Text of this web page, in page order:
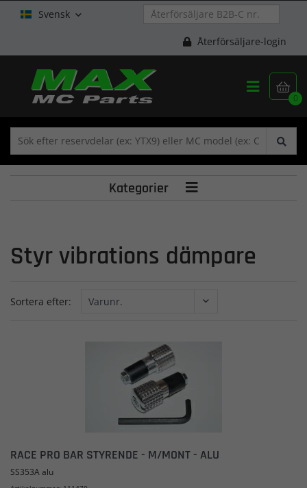
Svensk 
Återförsäljare-login

0

Kategorier 
Styr vibrations dämpare
Sortera efter:
RACE PRO BAR STYRENDE - M/MONT - ALU
SS353A alu